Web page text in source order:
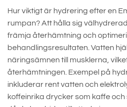
Hur viktigt är hydrering efter en
rumpan? Att hålla sig
främja återhämtning och
behandlingsresultaten. Vatten
näringsämnen till musklerna,
återhämtningen. Exempel på
inkluderar rent vatten och
koffeinrika drycker som kaffe